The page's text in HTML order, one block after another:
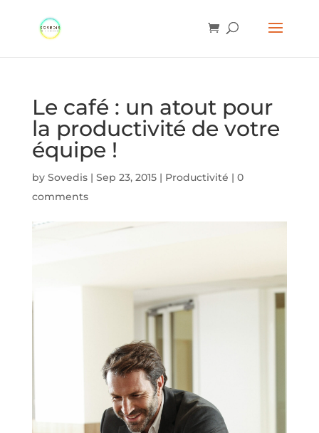
Le café : un atout pour
la productivité de votre
équipe !
by Sovedis| Sep 23, 2015| Productivité | 0
comments